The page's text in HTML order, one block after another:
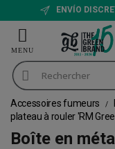
ENVÍO
Accessoires fumeurs
plateau à rouler 'RM
Boîte en